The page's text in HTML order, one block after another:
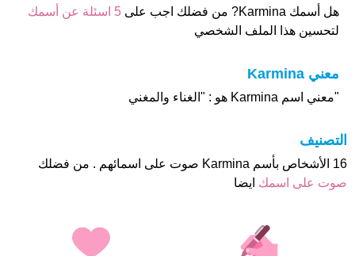
هل أسمك Karmina? من فضلك اجب على
5 اسئلة عن أسمك
لتحسين هذا الملف الشخصي
معني Karmina
"معني اسم Karmina هو : "الغناء والمغني
التصنيف
16 الأشخاص بأسم Karmina صوت على اسمائهم . من فضلك
صوت على اسمك ايضا